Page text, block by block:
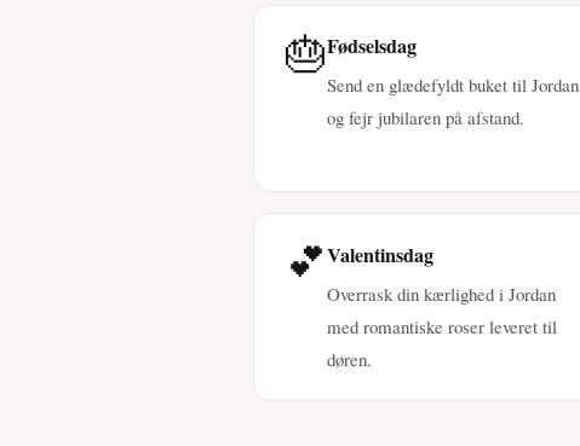
🎂Fødselsdag
Send en glædefyldt buket til Jordan
og fejr jubilaren på afstand.
💕Valentinsdag
Overrask din kærlighed i Jordan
med romantiske roser leveret til
døren.